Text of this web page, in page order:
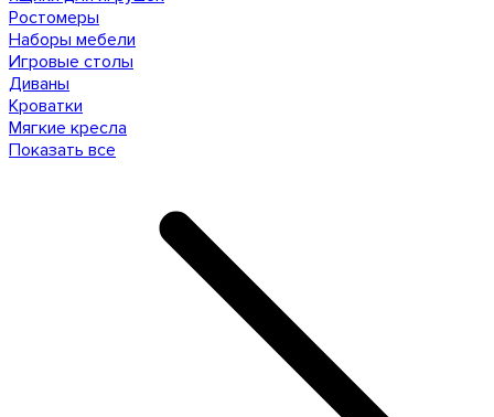
Ростомеры
Наборы мебели
Игровые столы
Диваны
Кроватки
Мягкие кресла
Показать все